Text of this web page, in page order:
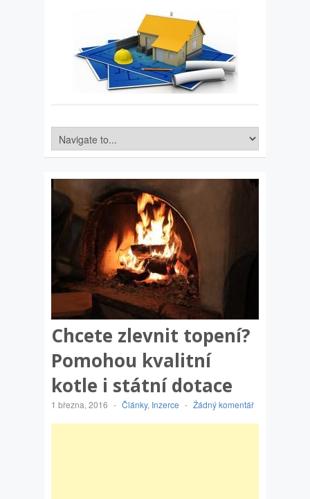
Chcete zlevnit topení?
Pomohou kvalitní
kotle i státní dotace
1 března, 2016 - Články, Inzerce - Žádný komentář